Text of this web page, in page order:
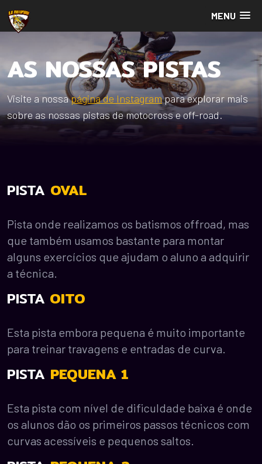
MENU
AS NOSSAS PISTAS
Visite a nossapágina de Instagrampara explorar mais
sobre as nossas pistas de motocross e off-road.
PISTA OVAL
Pista onde realizamos os batismos offroad, mas
que também usamos bastante para montar
alguns exercícios que ajudam o aluno a adquirir
a técnica.
PISTA OITO
Esta pista embora pequena é muito importante
para treinar travagens e entradas de curva.
PISTA PEQUENA 1
Esta pista com nível de dificuldade baixa é onde
os alunos dão os primeiros passos técnicos com
curvas acessíveis e pequenos saltos.